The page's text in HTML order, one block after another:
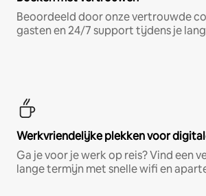
Beoordeeld door onze vertrouwde
gasten en 24/7 support tijdens je
Werkvriendelijke plekken voor
Ga je voor je werk op reis? Vind een
lange termijn met snelle wifi en